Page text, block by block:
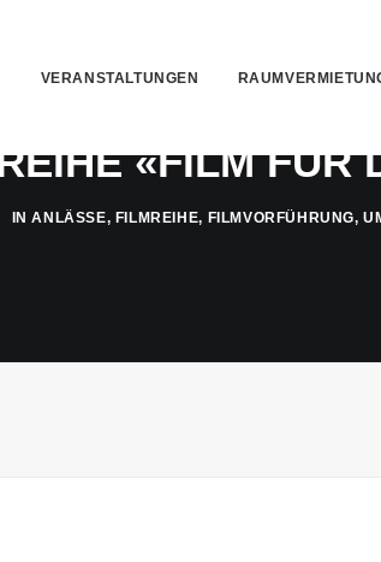
VERANSTALTUNGEN
«FILM FÜR
INANLÄSSE, FILMREIHE, FILMVORFÜHRUNG,